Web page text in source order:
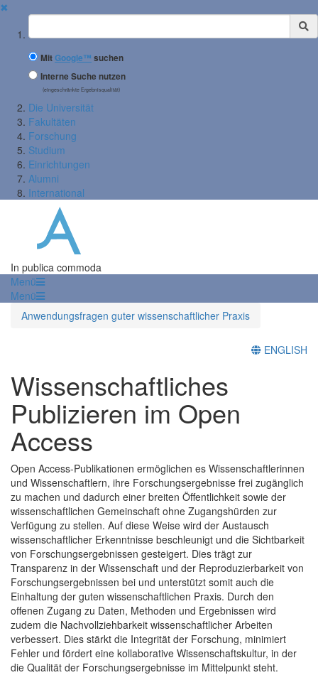
✖
Suchbegriff
MitGoogle™ suchen
Interne Suche nutzen
(eingeschränkte Ergebnisqualität)
Die Universität
Fakultäten
Forschung
Studium
Einrichtungen
Alumni
International
In publica commoda
Menü
Menü
Anwendungsfragen guter wissenschaftlicher Praxis
ENGLISH
Wissenschaftliches
Publizieren im Open
Access
Open Access-Publikationen ermöglichen es Wissenschaftlerinnen
und Wissenschaftlern, ihre Forschungsergebnisse frei zugänglich
zu machen und dadurch einer breiten Öffentlichkeit sowie der
wissenschaftlichen Gemeinschaft ohne Zugangshürden zur
Verfügung zu stellen. Auf diese Weise wird der Austausch
wissenschaftlicher Erkenntnisse beschleunigt und die Sichtbarkeit
von Forschungsergebnissen gesteigert. Dies trägt zur
Transparenz in der Wissenschaft und der Reproduzierbarkeit von
Forschungsergebnissen bei und unterstützt somit auch die
Einhaltung der guten wissenschaftlichen Praxis. Durch den
offenen Zugang zu Daten, Methoden und Ergebnissen wird
zudem die Nachvollziehbarkeit wissenschaftlicher Arbeiten
verbessert. Dies stärkt die Integrität der Forschung, minimiert
Fehler und fördert eine kollaborative Wissenschaftskultur, in der
die Qualität der Forschungsergebnisse im Mittelpunkt steht.